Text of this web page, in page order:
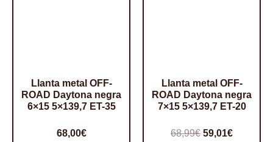
Llanta metal OFF-
ROAD Daytona negra
6×15 5×139,7 ET-35
68,00€
Llanta metal OFF-
ROAD Daytona negra
7×15 5×139,7 ET-20
68,99€ El
59,01€El